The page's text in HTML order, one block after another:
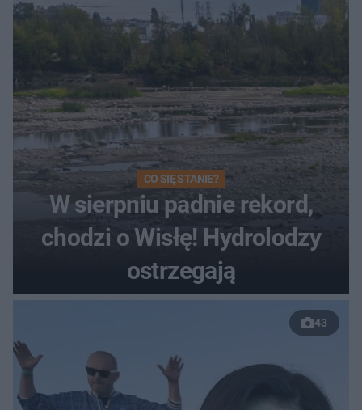
CO SIĘ STANIE?
W sierpniu padnie rekord,
chodzi o Wisłę! Hydrolodzy
ostrzegają
43